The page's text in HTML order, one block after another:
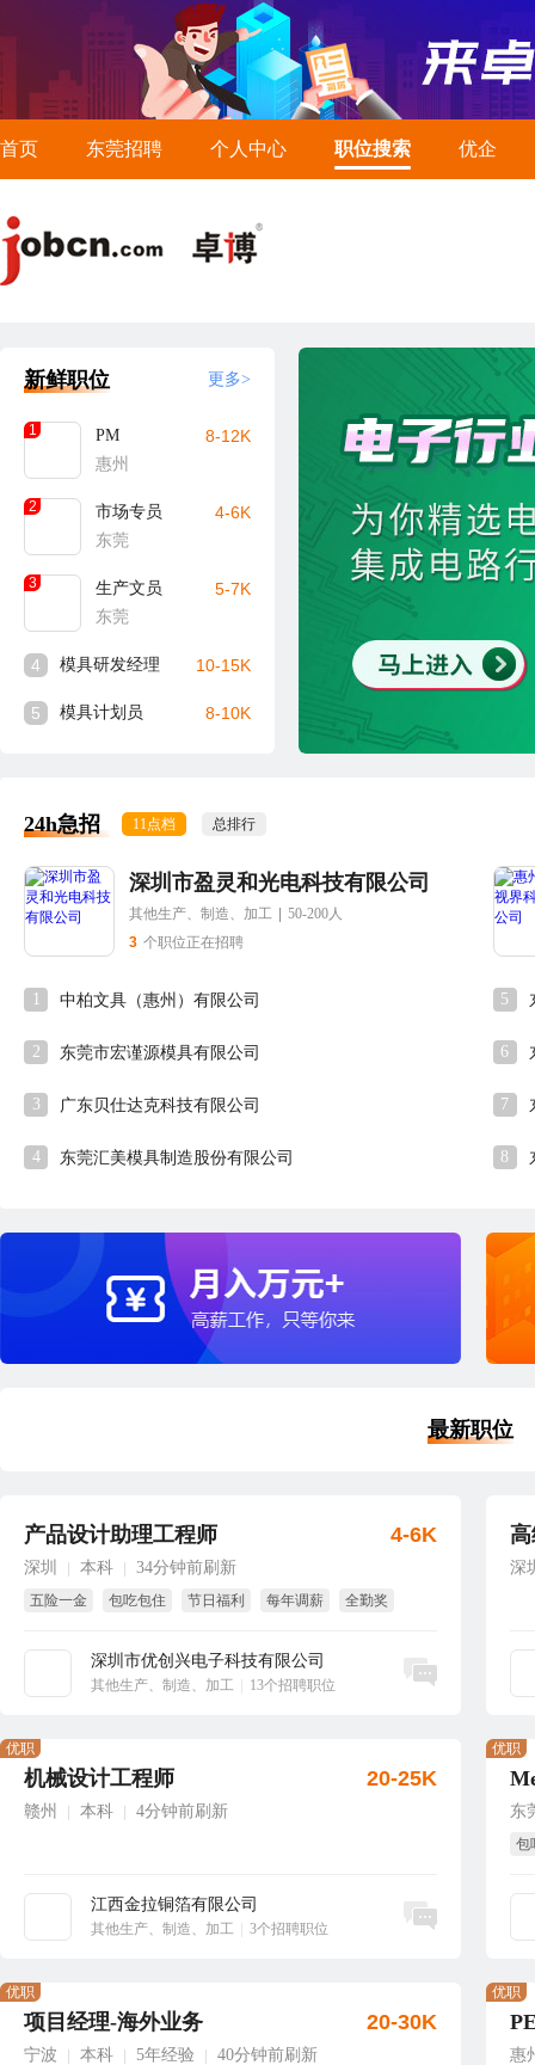
首页 东莞招聘 个人中心 职位搜索 优企
新鲜职位 更多>
1
PM
惠州
8-12K
2
市场专员
东莞
4-6K
3
生产文员
东莞
5-7K
4 模具研发经理 10-15K
5 模具计划员 8-10K
24h急招 11点档 总排行
深圳市盈灵和光电科技有限公司
其他生产、制造、加工
50-200人
3 个职位正在招聘
1 中柏文具（惠州）有限公司
2 东莞市宏谨源模具有限公司
3 广东贝仕达克科技有限公司
4 东莞汇美模具制造股份有限公司
5
6
7
8
最新职位
产品设计助理工程师
深圳 本科 34分钟前刷新
五险一金 包吃包住 节日福利 每年调薪
全勤奖
深圳市优创兴电子科技有限公司
其他生产、制造、加工 13个招聘职位
4-6K
立即沟通
深
机械设计工程师
赣州 本科 4分钟前刷新
江西金拉铜箔有限公司
其他生产、制造、加工 3个招聘职位
优职
20-25K
立即沟通
东
包
优职
项目经理-海外业务
宁波 本科 5年经验 40分钟前刷新
优职
20-30K
惠
优职